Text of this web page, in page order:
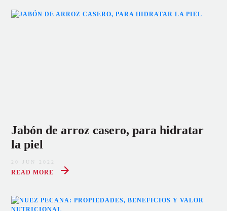
Jabón de arroz casero, para hidratar
la piel
20 JUN 2022
READ MORE